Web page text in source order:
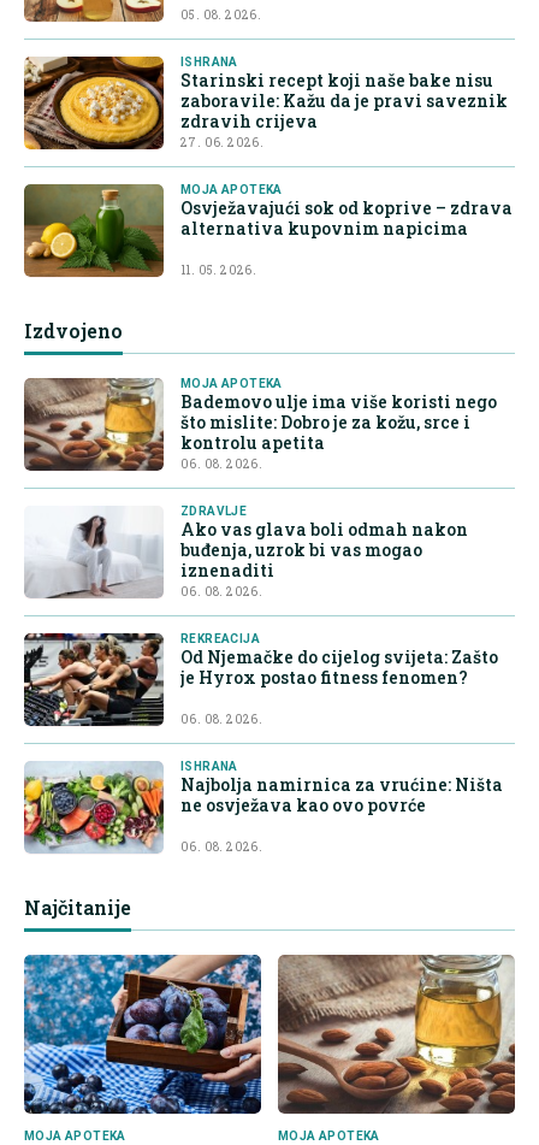
05. 08. 2026.
ISHRANA
Starinski recept koji naše bake nisu
zaboravile: Kažu da je pravi saveznik
zdravih crijeva
27. 06. 2026.
MOJA APOTEKA
Osvježavajući sok od koprive – zdrava
alternativa kupovnim napicima
11. 05. 2026.
Izdvojeno
MOJA APOTEKA
Bademovo ulje ima više koristi nego
što mislite: Dobro je za kožu, srce i
kontrolu apetita
06. 08. 2026.
ZDRAVLJE
Ako vas glava boli odmah nakon
buđenja, uzrok bi vas mogao
iznenaditi
06. 08. 2026.
REKREACIJA
Od Njemačke do cijelog svijeta: Zašto
je Hyrox postao fitness fenomen?
06. 08. 2026.
ISHRANA
Najbolja namirnica za vrućine: Ništa
ne osvježava kao ovo povrće
06. 08. 2026.
Najčitanije
MOJA APOTEKA MOJA APOTEKA